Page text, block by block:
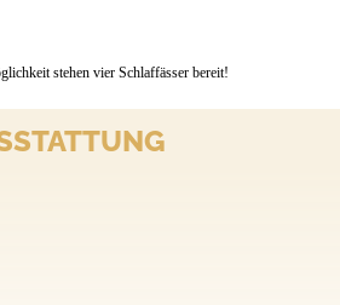
stehen vier Schlaffässer bereit!